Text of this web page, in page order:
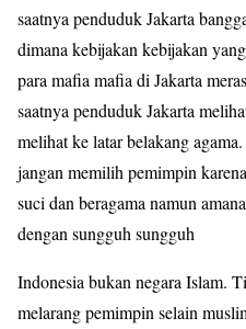
saatnya penduduk Jakarta
dimana kebijakan kebijakan
para mafia mafia di Jakarta
saatnya penduduk Jakarta
melihat ke latar belakang
jangan memilih pemimpin
suci dan beragama namun
dengan sungguh sungguh
Indonesia bukan negara Islam.
melarang pemimpin selain